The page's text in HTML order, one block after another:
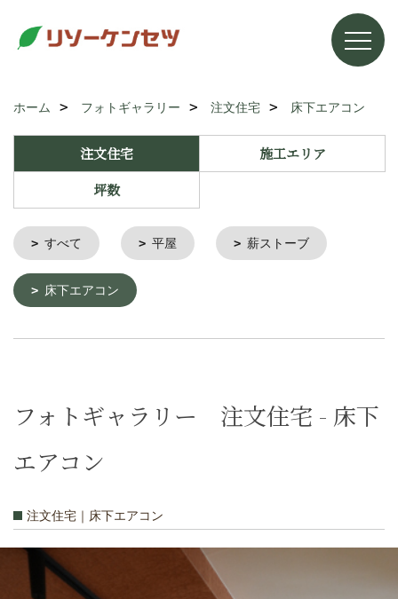
ホーム フォトギャラリー 注文住宅 床下エアコン
注文住宅
施工エリア
坪数
すべて 平屋 薪ストーブ
床下エアコン
フォトギャラリー 注文住宅 - 床下
エアコン
注文住宅｜床下エアコン